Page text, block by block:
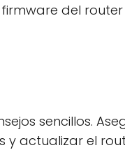
del
sencillos.
y actualizar el